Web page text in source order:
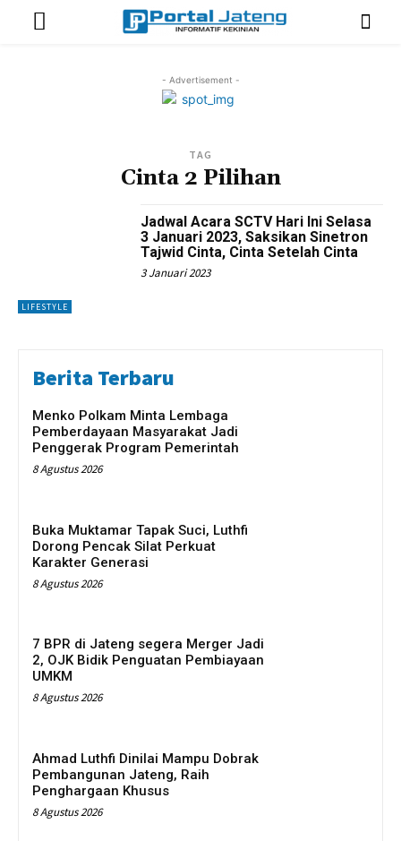
- Advertisement -
TAG
Cinta 2 Pilihan
LIFESTYLE
Jadwal Acara SCTV Hari Ini Selasa
3 Januari 2023, Saksikan Sinetron
Tajwid Cinta, Cinta Setelah Cinta
3 Januari 2023
Berita Terbaru
Menko Polkam Minta Lembaga
Pemberdayaan Masyarakat Jadi
Penggerak Program Pemerintah
8 Agustus 2026
Buka Muktamar Tapak Suci, Luthfi
Dorong Pencak Silat Perkuat
Karakter Generasi
8 Agustus 2026
7 BPR di Jateng segera Merger Jadi
2, OJK Bidik Penguatan Pembiayaan
UMKM
8 Agustus 2026
Ahmad Luthfi Dinilai Mampu Dobrak
Pembangunan Jateng, Raih
Penghargaan Khusus
8 Agustus 2026